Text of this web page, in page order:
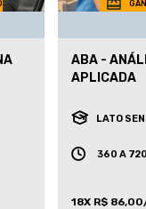
ABA -
APLICADA
LATO
360 A
18X R$